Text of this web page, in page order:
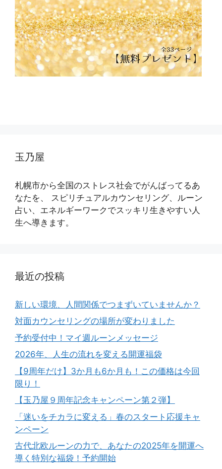
玉乃屋
札幌市から全国のストレス社会でがんばってるあ
なたを、 スピリチュアルカウンセリング、ルーン
占い、エネルギーワークでスッキリ生きやすい人
生へ導きます。
最近の投稿
新しい環境、人間関係でつまずいていませんか？
対面カウンセリングの場所が変わりました
予約受付中！マイ週ルーンメッセージ
2026年、人生の流れを変える開運福袋
【9周年だけ】3か月も6か月も！この価格は今回
限り！
【玉乃屋９周年記念キャンペーン第２弾】
「迷いをチカラに変える」春のスタート応援キャ
ンペーン
古代北欧ルーンの力で、あなたの2025年を開運へ
導く特別な福袋！予約開始